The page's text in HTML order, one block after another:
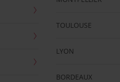
TOULOUSE
LYON
BORDEAUX